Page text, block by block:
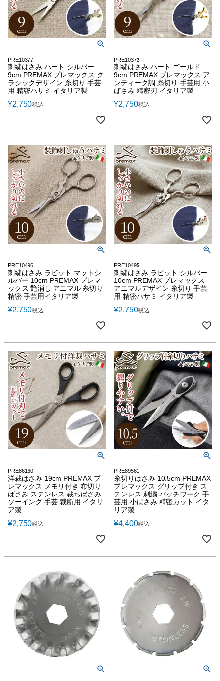
PRE10377
刺繍はさみ ハート シルバー
9cm PREMAX プレマックス ク
ラシックデザイン 糸切り 手芸
用 精密ハサミ イタリア製
¥2,750税込
PRE10372
刺繍はさみ ハート ゴールド
9cm PREMAX プレマックス ア
ンティーク調 糸切り 手芸用 小
ばさみ 精密刃 イタリア製
¥2,750税込
PRE10496
刺繍はさみ ラビット マットシ
ルバー 10cm PREMAX プレマ
ックス 艶消し アニマル 糸切り
精密 手芸用イタリア製
¥2,750税込
PRE10495
刺繍はさみ ラビット シルバー
10cm PREMAX プレマックス
アニマルデザイン 糸切り 手芸
用 精密ハサミ イタリア製
¥2,750税込
PRE86160
洋裁はさみ 19cm PREMAX プ
レマックス メモリ付き 布切り
ばさみ ステンレス 裁ちばさみ
ソーイング 手芸 裁断用 イタリ
ア製
¥2,750税込
PRE89561
糸切りはさみ 10.5cm PREMAX
プレマックス グリップ付き ス
テンレス 刺繍 パッチワーク 手
芸用 小ばさみ 精密カット イタ
リア製
¥4,400税込